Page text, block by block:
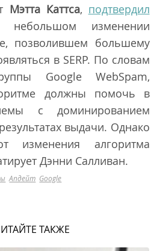
Мэтта Каттса, подтвердил
изменении
позволившем большему
в SERP. По словам
Google WebSpam,
должны помочь в
с доминированием
выдачи. Однако
изменения алгоритма
Дэнни Салливан.
Апдейт Google
ТАКЖЕ